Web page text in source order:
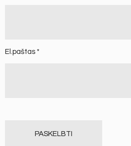
El.paštas *